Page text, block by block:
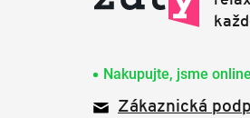
Nakupujte, jsme online
Zákaznická